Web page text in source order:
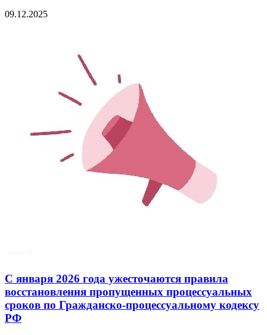
09.12.2025
С января 2026 года ужесточаются правила
восстановления пропущенных процессуальных
сроков по Гражданско-процессуальному кодексу
РФ